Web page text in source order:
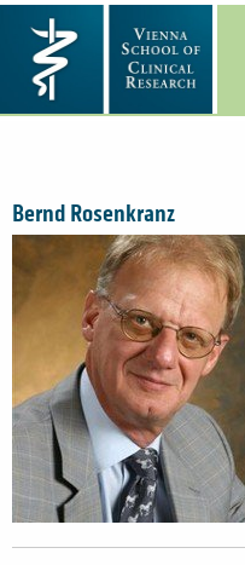
Bernd Rosenkranz